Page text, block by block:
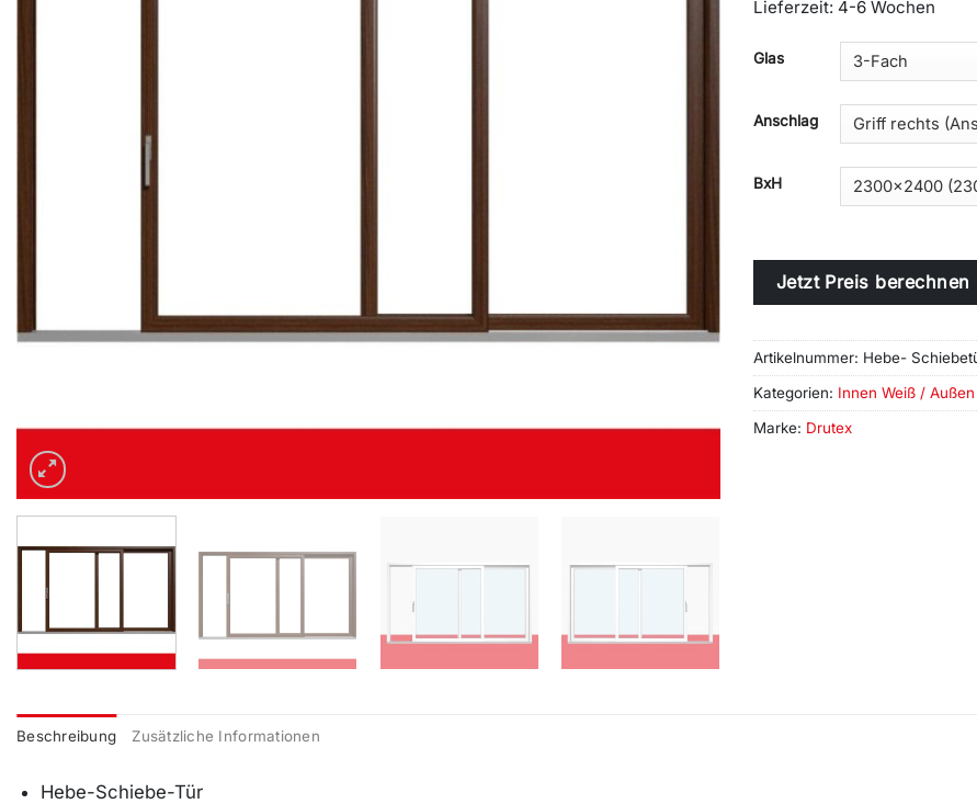
Lieferzeit: 4-6 Wochen
Glas
Anschlag
BxH
Alternative:
Jetzt Preis berechnen
Artikelnummer: Hebe-
Kategorien: Innen Weiß /
Marke: Drutex
Beschreibung Zusätzliche Informationen
Hebe-Schiebe-Tür